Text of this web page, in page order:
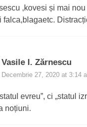
,kovesi și mai nou
falca,blagaetc.
Vasile I. Zărnescu
Decembrie 27, 2020 at 3:14
evreu”, ci „statul
noțiuni.